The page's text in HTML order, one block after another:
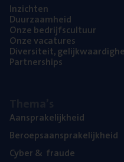
Inzich­ten
Duur­zaam­heid
Onze bedrijfs­cul­tuur
Onze vaca­tu­res
Diver­si­teit,
Part­ner­ships
Aan­spra­ke­lijk­heid
Beroeps­aan­spra­ke­lijk­heid
Cyber& fraude